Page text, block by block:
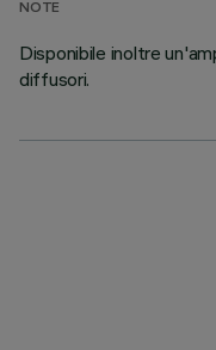
NOTE
Disponibile inoltre
diffusori.